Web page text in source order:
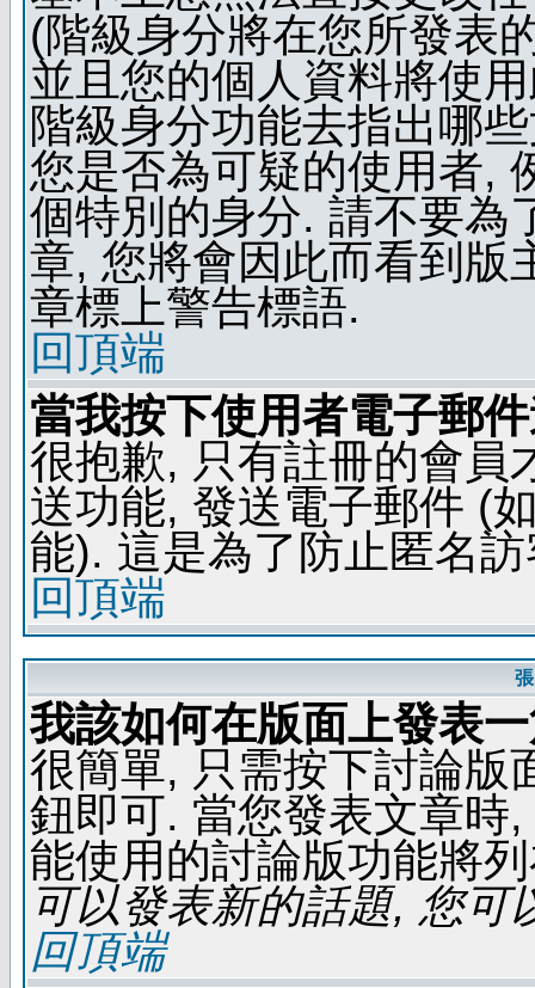
(階級身分將在您所發表
並且您的個人資料將使
階級身分功能去指出哪
您是否為可疑的使用者,
個特別的身分. 請不要為
章, 您將會因此而看到版
章標上警告標語.
回頂端
當我按下使用者電子郵
很抱歉, 只有註冊的會員
送功能, 發送電子郵件 (
能). 這是為了防止匿名
回頂端
我該如何在版面上發表
很簡單, 只需按下討論版
鈕即可. 當您發表文章時
能使用的討論版功能將
可以發表新的話題, 您可
回頂端